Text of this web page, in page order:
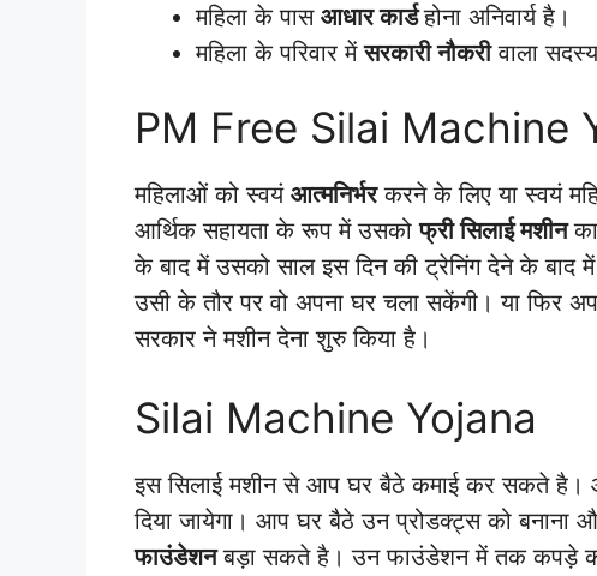
महिला के पास आधार कार्डहोना अनिवार्य है।
महिला के परिवार मेंसरकारी नौकरीवाला सदस्य
PM Free Silai Machine
महिलाओं को स्वयं आत्मनिर्भरकरने के लिए या स्वयं
आर्थिक सहायता के रूप में उसकोफ्री सिलाई मशीन
के बाद में उसको साल इस दिन की ट्रेनिंग देने के बाद
उसी के तौर पर वो अपना घर चला सकेंगी। या फिर
सरकार ने मशीन देना शुरु किया है।
Silai Machine Yojana
इस सिलाई मशीन से आप घर बैठे कमाई कर सकते
दिया जायेगा। आप घर बैठे उन प्रोडक्ट्स को
फाउंडेशनबड़ा सकते है। उन फाउंडेशन में तक कपड़े